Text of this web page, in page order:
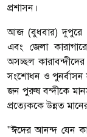
প্রশাসন।
আজ (বুধবার) দুপুরে
এবং জেলা
অসচ্ছল
সংশোধন ও পুনর্বাসন
জন পুরুষ বন্দীকে
প্রত্যেককে উন্নত
"ঈদের আনন্দ যেন